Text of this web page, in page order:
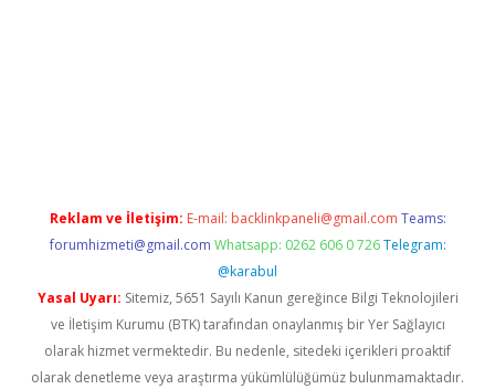
Reklam ve İletişim: E-mail: backlinkpaneli@gmail.com Teams:
forumhizmeti@gmail.com Whatsapp: 0262 606 0 726 Telegram:
@karabul
Yasal Uyarı: Sitemiz, 5651 Sayılı Kanun gereğince Bilgi Teknolojileri
ve İletişim Kurumu (BTK) tarafından onaylanmış bir Yer Sağlayıcı
olarak hizmet vermektedir. Bu nedenle, sitedeki içerikleri proaktif
olarak denetleme veya araştırma yükümlülüğümüz bulunmamaktadır.